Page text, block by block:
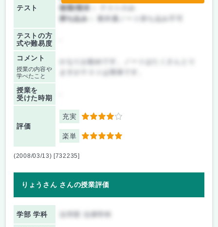
テスト
後期/期末：
持ち込み：
教科書ノート持ち込み不可
テストの方
式や難易度
コメント
授業の内容や
学べたこと
かなりお勧めです。ノートはたくさんとり
授業を
受けた時期
評価
充実 4
楽単 5
(2008/03/13) [732235]
りょうさん さんの授業評価
学部 学科